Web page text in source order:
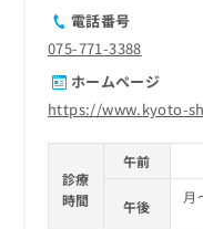
電話番号
075-771-3388
ホームページ
https://www.kyoto-
診療
時間
午前
午後